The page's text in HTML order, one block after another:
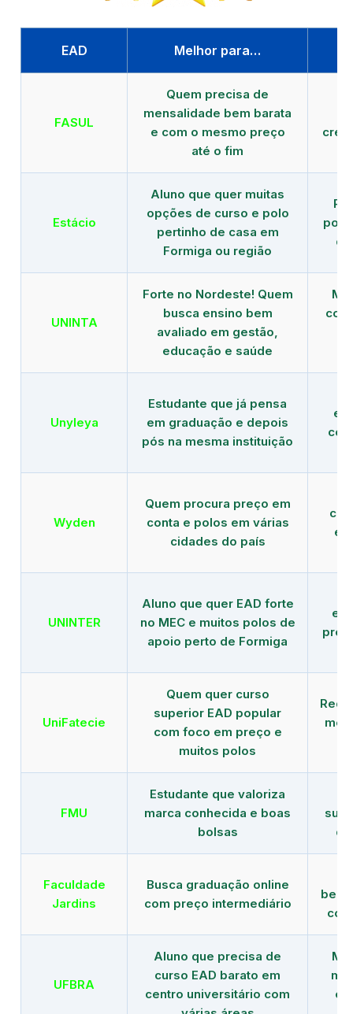
EAD Melhor para…
FASUL
Quem precisa de
mensalidade bem barata
e com o mesmo preço
até o fim
Estácio
Aluno que quer muitas
opções de curso e polo
pertinho de casa em
Formiga ou região
UNINTA
Forte no Nordeste! Quem
busca ensino bem
avaliado em gestão,
educação e saúde
Unyleya
Estudante que já pensa
em graduação e depois
pós na mesma instituição
Wyden
Quem procura preço em
conta e polos em várias
cidades do país
UNINTER
Aluno que quer EAD forte
no MEC e muitos polos de
apoio perto de Formiga
UniFatecie
Quem quer curso
superior EAD popular
com foco em preço e
muitos polos
FMU
Estudante que valoriza
marca conhecida e boas
bolsas
Faculdade
Jardins
Busca graduação online
com preço intermediário
UFBRA
Aluno que precisa de
curso EAD barato em
centro universitário com